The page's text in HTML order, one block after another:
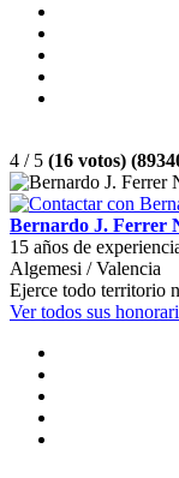
4 / 5 (16 votos)
Bernardo J. Ferrer
15 años de
Algemesi / Valencia
Ejerce todo territorio
Ver todos sus